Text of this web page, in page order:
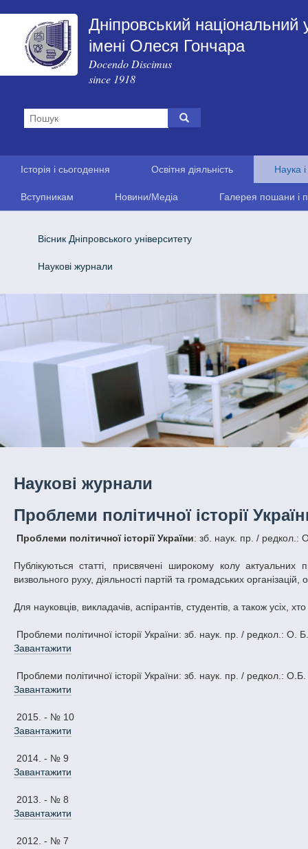
Дніпровський національний
імені Олеся Гончара
Docendo Discimus
since 1918
Історія і сьогодення Освітня діяльність Наука
Вступникам Новини/Медіа Галерея пошани і
Вісник Дніпровського університету
Наукові журнали
Наукові журнали
Проблеми політичної історії
Проблеми політичної історії України: зб. наук. пр. / редкол.:
Публікуються статті, присвячені широкому колу актуальних
визвольного руху, діяльності партій та громадських
Для науковців, викладачів, аспірантів, студентів, а також усіх,
Проблеми політичної історії України: зб. наук. пр. / редкол.:
Завантажити
Проблеми політичної історії України: зб. наук. пр. / редкол.:
Завантажити
2015. - № 10
Завантажити
2014. - № 9
Завантажити
2013. - № 8
Завантажити
2012. - № 7